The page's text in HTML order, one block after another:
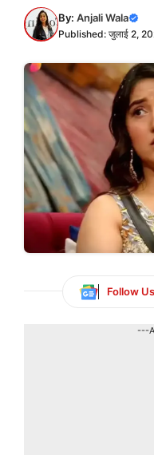
By: Anjali Wala
Published: जुलाई 2,
Follow Us
---